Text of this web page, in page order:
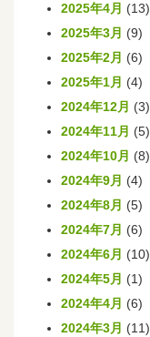
2025年4月 (13)
2025年3月 (9)
2025年2月 (6)
2025年1月 (4)
2024年12月 (3)
2024年11月 (5)
2024年10月 (8)
2024年9月 (4)
2024年8月 (5)
2024年7月 (6)
2024年6月 (10)
2024年5月 (1)
2024年4月 (6)
2024年3月 (11)